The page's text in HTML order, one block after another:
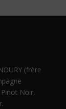
(frère
Noir,